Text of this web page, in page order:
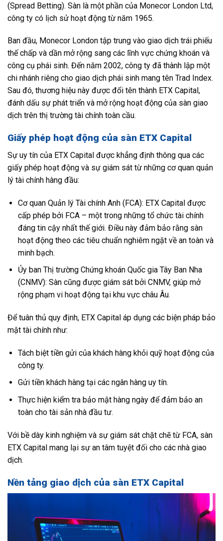
(Spread Betting). Sàn là một phần của Monecor London Ltd,
công ty có lịch sử hoạt động từ năm 1965.
Ban đầu, Monecor London tập trung vào giao dịch trái phiếu
thế chấp và dần mở rộng sang các lĩnh vực chứng khoán và
công cụ phái sinh. Đến năm 2002, công ty đã thành lập một
chi nhánh riêng cho giao dịch phái sinh mang tên Trad Index.
Sau đó, thương hiệu này được đổi tên thành ETX Capital,
đánh dấu sự phát triển và mở rộng hoạt động của sàn giao
dịch trên thị trường tài chính toàn cầu.
Giấy phép hoạt động của sàn ETX Capital
Sự uy tín của ETX Capital được khẳng định thông qua các
giấy phép hoạt động và sự giám sát từ những cơ quan quản
lý tài chính hàng đầu:
Cơ quan Quản lý Tài chính Anh (FCA): ETX Capital được
cấp phép bởi FCA – một trong những tổ chức tài chính
đáng tin cậy nhất thế giới. Điều này đảm bảo rằng sàn
hoạt động theo các tiêu chuẩn nghiêm ngặt về an toàn và
minh bạch.
Ủy ban Thị trường Chứng khoán Quốc gia Tây Ban Nha
(CNMV): Sàn cũng được giám sát bởi CNMV, giúp mở
rộng phạm vi hoạt động tại khu vực châu Âu.
Để tuân thủ quy định, ETX Capital áp dụng các biện pháp bảo
mật tài chính như:
Tách biệt tiền gửi của khách hàng khỏi quỹ hoạt động của
công ty.
Gửi tiền khách hàng tại các ngân hàng uy tín.
Thực hiện kiểm tra bảo mật hàng ngày để đảm bảo an
toàn cho tài sản nhà đầu tư.
Với bề dày kinh nghiệm và sự giám sát chặt chẽ từ FCA, sàn
ETX Capital mang lại sự an tâm tuyệt đối cho các nhà giao
dịch.
Nền tảng giao dịch của sàn ETX Capital